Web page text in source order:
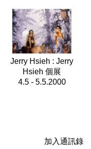
Jerry Hsieh : Jerry
Hsieh 個展
4.5 - 5.5.2000
加入通訊錄